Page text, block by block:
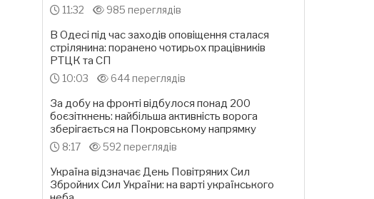
11:32 985 переглядів
В Одесі під час заходів оповіщення сталася
стрілянина: поранено чотирьох працівників
РТЦК та СП
10:03 644 переглядів
За добу на фронті відбулося понад 200
боєзіткнень: найбільша активність ворога
зберігається на Покровському напрямку
8:17 592 переглядів
Україна відзначає День Повітряних Сил
Збройних Сил України: на варті українського